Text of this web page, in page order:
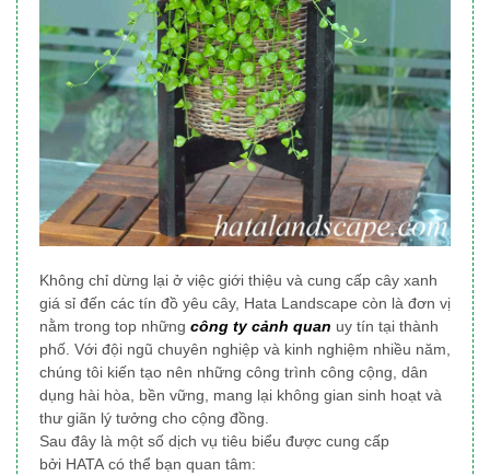
Không chỉ dừng lại ở việc giới thiệu và cung cấp cây xanh
giá sỉ đến các tín đồ yêu cây, Hata Landscape còn là đơn vị
nằm trong top những công ty cảnh quan uy tín tại thành
phố . Với đội ngũ chuyên nghiệp và kinh nghiệm nhiều năm,
chúng tôi kiến tạo nên những công trình công cộng, dân
dụng hài hòa, bền vững, mang lại không gian sinh hoạt và
thư giãn lý tưởng cho cộng đồng.
Sau đây là một số dịch vụ tiêu biểu được cung cấp
bởi HATA có thể bạn quan tâm: